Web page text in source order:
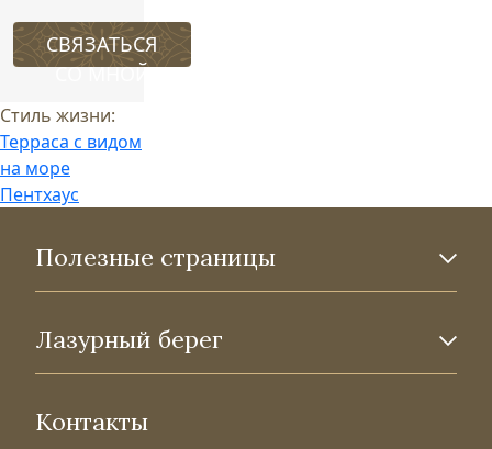
СВЯЗАТЬСЯ
СО МНОЙ
Стиль жизни:
Терраса с видом
на море
Пентхаус
Полезные страницы
Лазурный берег
Контакты